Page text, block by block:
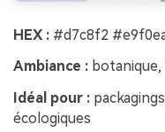
HEX : #d7c8f2
Ambiance :
Idéal pour :
écologiques